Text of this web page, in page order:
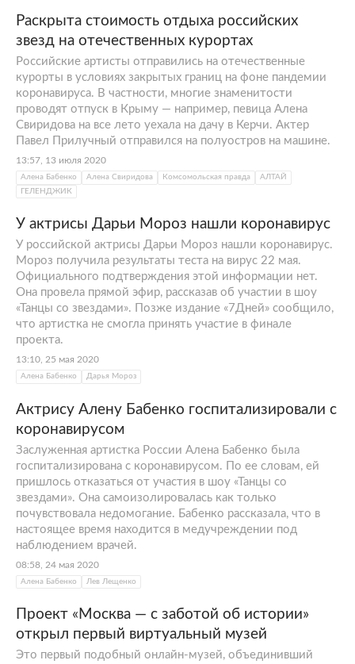
Раскрыта стоимость отдыха российских
звезд на отечественных курортах
Российские артисты отправились на отечественные
курорты в условиях закрытых границ на фоне пандемии
коронавируса. В частности, многие знаменитости
проводят отпуск в Крыму — например, певица Алена
Свиридова на все лето уехала на дачу в Керчи. Актер
Павел Прилучный отправился на полуостров на машине.
13:57, 13 июля 2020
Алена Бабенко Алена Свиридова Комсомольская правда
АЛТАЙ
ГЕЛЕНДЖИК
У актрисы Дарьи Мороз нашли коронавирус
У российской актрисы Дарьи Мороз нашли коронавирус.
Мороз получила результаты теста на вирус 22 мая.
Официального подтверждения этой информации нет.
Она провела прямой эфир, рассказав об участии в шоу
«Танцы со звездами». Позже издание «7Дней» сообщило,
что артистка не смогла принять участие в финале
проекта.
13:10, 25 мая 2020
Алена Бабенко Дарья Мороз
Актрису Алену Бабенко госпитализировали с
коронавирусом
Заслуженная артистка России Алена Бабенко была
госпитализирована с коронавирусом. По ее словам, ей
пришлось отказаться от участия в шоу «Танцы со
звездами». Она самоизолировалась как только
почувствовала недомогание. Бабенко рассказала, что в
настоящее время находится в медучреждении под
наблюдением врачей.
08:58, 24 мая 2020
Алена Бабенко Лев Лещенко
Проект «Москва — с заботой об истории»
открыл первый виртуальный музей
Это первый подобный онлайн-музей, объединивший